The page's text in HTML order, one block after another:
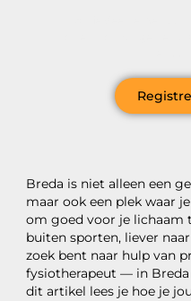
Breda is niet alleen een
maar ook een plek waar
om goed voor je lichaam
buiten sporten, liever
zoek bent naar hulp van
fysiotherapeut — in
dit artikel lees je hoe je